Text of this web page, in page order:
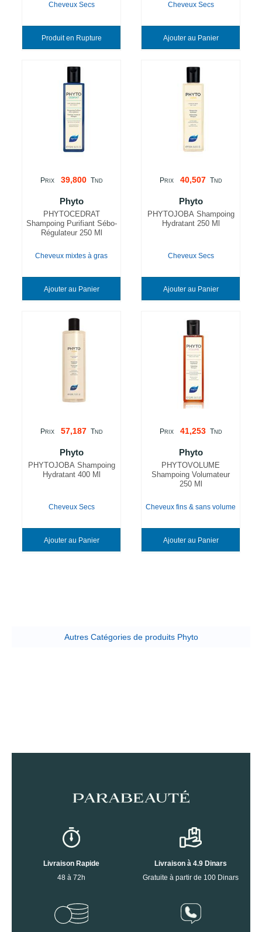
Cheveux Secs
Produit en Rupture
Cheveux Secs
Ajouter au Panier
PRIX 39,800 TND
Phyto
PHYTOCEDRAT
Shampoing Purifiant Sébo-
Régulateur 250 Ml
Cheveux mixtes à gras
Ajouter au Panier
PRIX 40,507 TND
Phyto
PHYTOJOBA Shampoing
Hydratant 250 Ml
Cheveux Secs
Ajouter au Panier
PRIX 57,187 TND
Phyto
PHYTOJOBA Shampoing
Hydratant 400 Ml
Cheveux Secs
Ajouter au Panier
PRIX 41,253 TND
Phyto
PHYTOVOLUME
Shampoing Volumateur
250 Ml
Cheveux fins & sans volume
Ajouter au Panier
Autres Catégories de produits Phyto
Livraison Rapide
48 à 72h
Livraison à 4.9 Dinars
Gratuite à partir de 100 Dinars